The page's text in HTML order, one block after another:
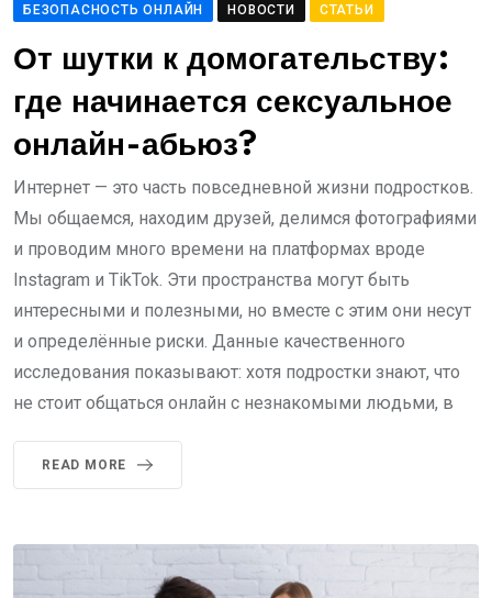
БЕЗОПАСНОСТЬ ОНЛАЙН НОВОСТИ СТАТЬИ
От шутки к домогательству:
где начинается сексуальное
онлайн-абьюз?
Интернет — это часть повседневной жизни подростков.
Мы общаемся, находим друзей, делимся фотографиями
и проводим много времени на платформах вроде
Instagram и TikTok. Эти пространства могут быть
интересными и полезными, но вместе с этим они несут
и определённые риски. Данные качественного
исследования показывают: хотя подростки знают, что
не стоит общаться онлайн с незнакомыми людьми, в
READ MORE